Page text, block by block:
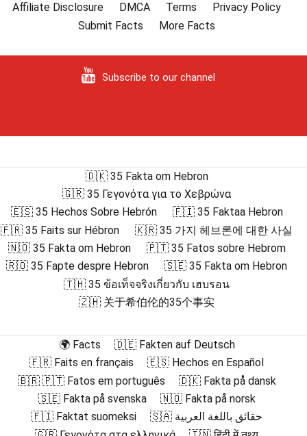
Affiliate Disclosure
DMCA Terms
Privacy Policy
Submit Facts
More Facts
Subscribe to our channel
🇩🇰 35 Fakta om Hebron
🇬🇷 35 Γεγονότα για το Χεβρώνα
🇪🇸 35 Hechos Sobre Hebrón
🇫🇮 35 Faktaa Hebron
🇫🇷 35 Faits sur Hébron
🇰🇷 35 가지 헤브론에 대한 사실
🇳🇴 35 Fakta om Hebron
🇵🇹 35 Fatos sobre Hebrom
🇷🇴 35 Fapte despre Hebron
🇸🇪 35 Fakta om Hebron
🇹🇭 35 ข้อเท็จจริงเกี่ยวกับ เฮบรอน
🇿🇭 关于希伯伦的35个事实
🌍 Facts
🇩🇪 Fakten auf Deutsch
🇫🇷 Faits en français
🇪🇸 Hechos en Español
🇧🇷 🇵🇹 Fatos em português
🇩🇰 Fakta på dansk
🇸🇪 Fakta på svenska
🇳🇴 Fakta på norsk
🇫🇮 Faktat suomeksi
🇸🇦 حقائق باللغة العربية